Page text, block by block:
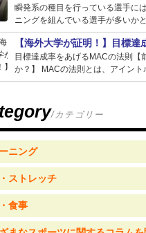
瞬発系の種目を行っている選手に
ニングを組んでいる選手が多いか
【海外大学が証明！】目標
目標達成率をあげるMACの法則【
か？】 MACの法則とは、アイント
/カテゴリー
ニング
ストレッチ
食事